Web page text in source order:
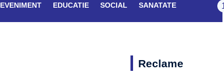
EVENIMENT EDUCATIE SOCIAL SANATATE
Reclame